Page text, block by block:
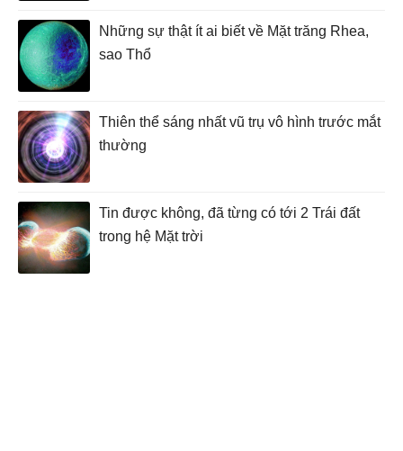
Những sự thật ít ai biết về Mặt trăng Rhea,
sao Thổ
Thiên thể sáng nhất vũ trụ vô hình trước mắt
thường
Tin được không, đã từng có tới 2 Trái đất
trong hệ Mặt trời